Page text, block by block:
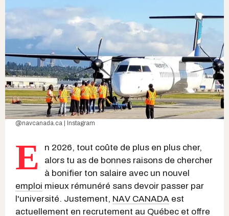
@navcanada.ca | Instagram
E
n 2026, tout coûte de plus en plus cher,
alors tu as de bonnes raisons de chercher
à bonifier ton salaire avec un nouvel
emploi mieux rémunéré sans devoir passer par
l'université. Justement, NAV CANADA est
actuellement en recrutement au Québec et offre